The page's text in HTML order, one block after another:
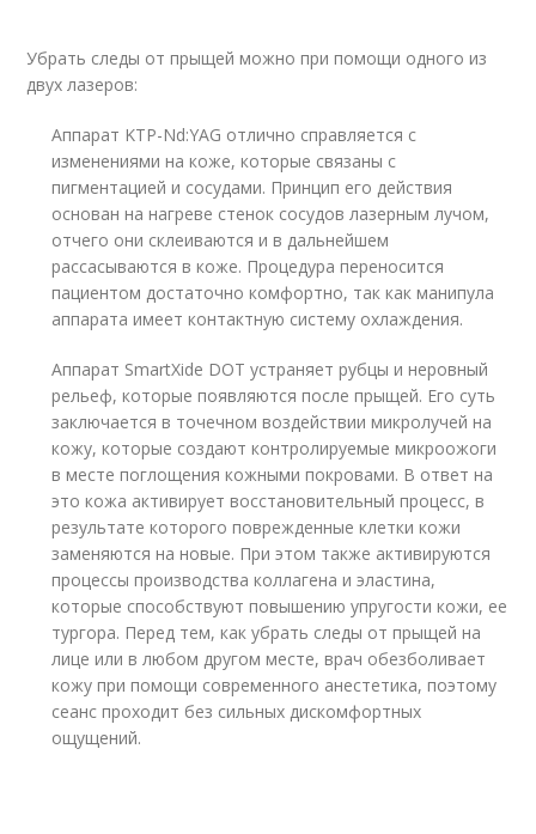
Убрать следы от прыщей можно при помощи одного из
двух лазеров:
Аппарат KTP-Nd:YAG отлично справляется с
изменениями на коже, которые связаны с
пигментацией и сосудами. Принцип его действия
основан на нагреве стенок сосудов лазерным лучом,
отчего они склеиваются и в дальнейшем
рассасываются в коже. Процедура переносится
пациентом достаточно комфортно, так как манипула
аппарата имеет контактную систему охлаждения.
Аппарат SmartXide DOT устраняет рубцы и неровный
рельеф, которые появляются после прыщей. Его суть
заключается в точечном воздействии микролучей на
кожу, которые создают контролируемые микроожоги
в месте поглощения кожными покровами. В ответ на
это кожа активирует восстановительный процесс, в
результате которого поврежденные клетки кожи
заменяются на новые. При этом также активируются
процессы производства коллагена и эластина,
которые способствуют повышению упругости кожи, ее
тургора. Перед тем, как убрать следы от прыщей на
лице или в любом другом месте, врач обезболивает
кожу при помощи современного анестетика, поэтому
сеанс проходит без сильных дискомфортных
ощущений.